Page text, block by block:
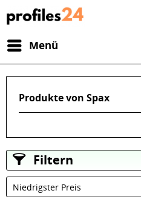
Menü
Produkte von Spax
Filtern
Niedrigster Preis